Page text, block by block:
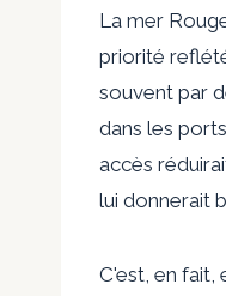
La mer
priorité
souvent par
dans les
accès
lui donnerait
C'est, en fait,